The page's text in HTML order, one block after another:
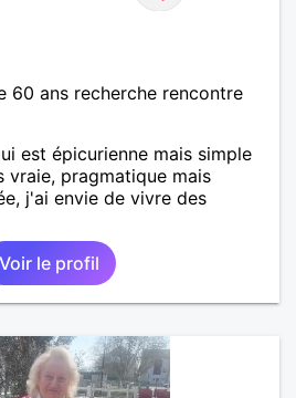
60 ans recherche rencontre
est épicurienne mais simple
vraie, pragmatique mais
j'ai envie de vivre des
Voir le profil